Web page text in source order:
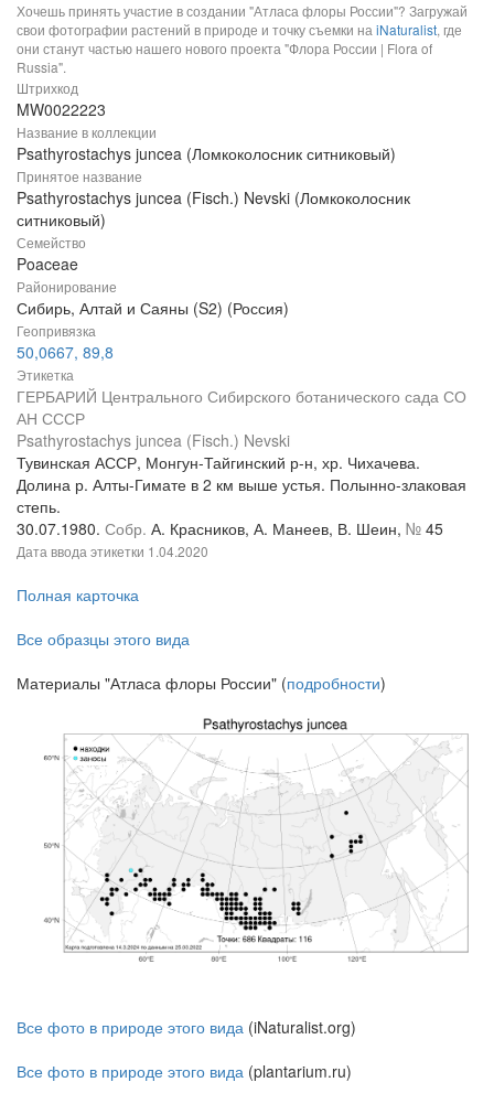
Хочешь принять участие в создании "Атласа флоры России"? Загружай
свои фотографии растений в природе и точку съемки на iNaturalist, где
они станут частью нашего нового проекта "Флора России | Flora of
Russia".
Штрихкод
MW0022223
Название в коллекции
Psathyrostachys juncea (Ломкоколосник ситниковый)
Принятое название
Psathyrostachys juncea (Fisch.) Nevski (Ломкоколосник
ситниковый)
Семейство
Poaceae
Районирование
Сибирь, Алтай и Саяны (S2) (Россия)
Геопривязка
50,0667, 89,8
Этикетка
ГЕРБАРИЙ Центрального Сибирского ботанического сада СО
АН СССР
Psathyrostachys juncea (Fisch.) Nevski
Тувинская АССР, Монгун-Тайгинский р-н, хр. Чихачева.
Долина р. Алты-Гимате в 2 км выше устья. Полынно-злаковая
степь.
30.07.1980. Собр. А. Красников, А. Манеев, В. Шеин, № 45
Дата ввода этикетки 1.04.2020
Полная карточка
Все образцы этого вида
Материалы "Атласа флоры России" (подробности)
Все фото в природе этого вида (iNaturalist.org)
Все фото в природе этого вида (plantarium.ru)